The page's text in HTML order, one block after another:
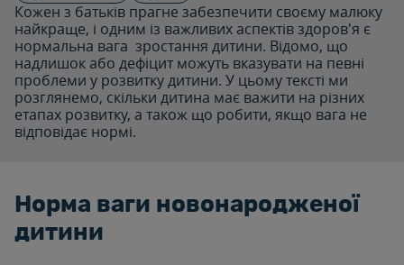
Кожен з батьків прагне забезпечити своєму малюку
найкраще, і одним із важливих аспектів здоров'я є
нормальна вага зростання дитини. Відомо, що
надлишок або дефіцит можуть вказувати на певні
проблеми у розвитку дитини. У цьому тексті ми
розглянемо, скільки дитина має важити на різних
етапах розвитку, а також що робити, якщо вага не
відповідає нормі.
Норма ваги новонародженої
дитини